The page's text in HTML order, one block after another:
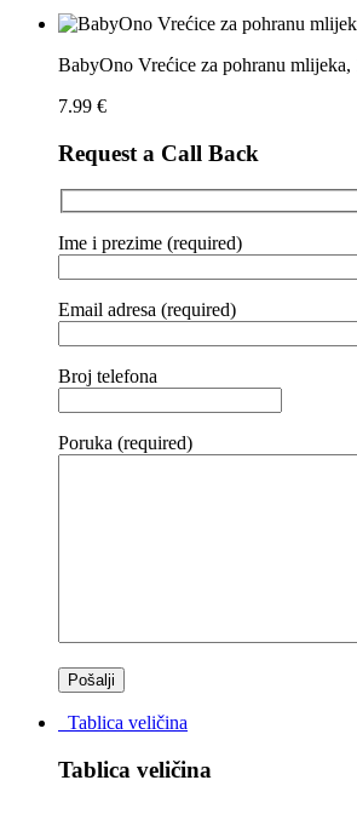
BabyOno Vrećice za pohranu
7.99 €
Request a Call Back
Ime i prezime (required)
Email adresa (required)
Broj telefona
Poruka (required)
Tablica veličina
Tablica veličina